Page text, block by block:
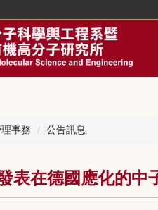
事務 公告訊息
表在德國應化的中